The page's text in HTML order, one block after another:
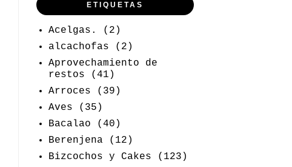
ETIQUETAS
Acelgas.
(2)
alcachofas
(2)
Aprovechamiento de
restos
(41)
Arroces
(39)
Aves
(35)
Bacalao
(40)
Berenjena
(12)
Bizcochos y Cakes
(123)